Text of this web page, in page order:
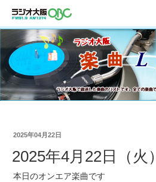
2025年04月22日
2025年4月22日（火）
本日のオンエア楽曲です